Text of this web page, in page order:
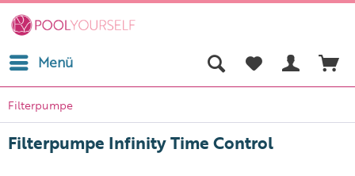
Menü
Filterpumpe
Filterpumpe Infinity Time Control